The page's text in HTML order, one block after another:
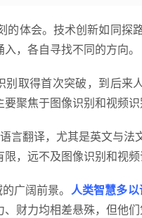
体会。技术创新如同探
，各自寻找不同的方向。
取得首次突破，到后来
聚焦于图像识别和视频识
言翻译，尤其是英文与
，远不及图像识别和视频
广阔前景。 人类智慧多
财力均相差悬殊，但他